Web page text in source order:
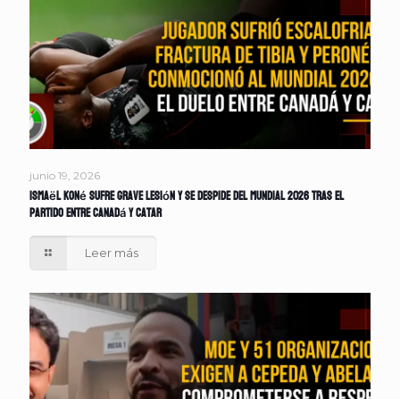
junio 19, 2026
Ismaël Koné sufre grave lesión y se despide del Mundial 2026 tras el
partido entre Canadá y Catar
Leer más